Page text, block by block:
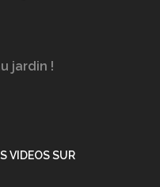
jardin !
VIDEOS SUR